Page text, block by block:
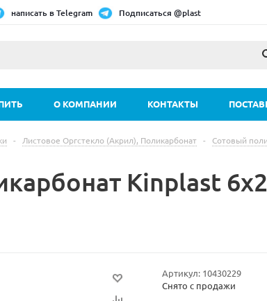
написать в Telegram Подписаться @plast
О КОМПАНИИ КОНТАКТЫ
- Листовое Оргстекло (Акрил), Поликарбонат - Сотовый
Kinplast
Артикул: 10430229
Снято с продажи